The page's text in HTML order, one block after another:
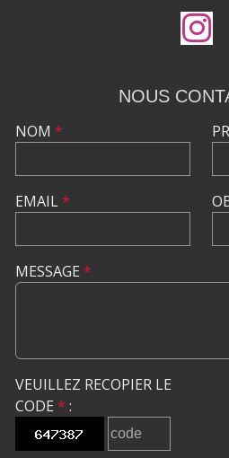
NOUS
NOM *
EMAIL*
MESSAGE *
VEUILLEZ RECOPIER LE
CODE * :